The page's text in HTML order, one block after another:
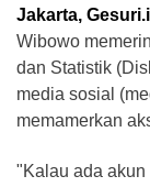
Jakarta,
Wibowo
dan Statistik
media sosial
memamerkan
"Kalau ada